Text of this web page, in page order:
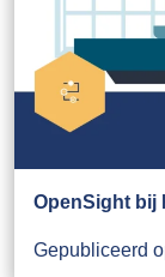
OpenSight bij
Gepubliceerd